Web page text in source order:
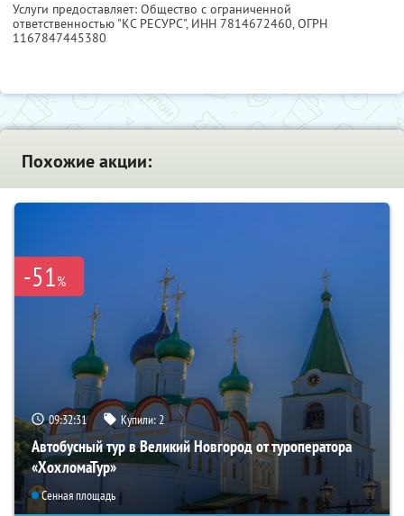
Услуги предоставляет: Общество с ограниченной
ответственностью "КС РЕСУРС", ИНН 7814672460, ОГРН
1167847445380
Похожие акции:
-51%
09:32:30 Купили:2
Автобусный тур в Великий Новгород от туроператора
«ХохломаТур»
Сенная площадь